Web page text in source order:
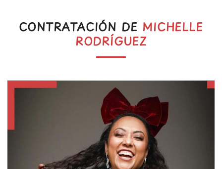
CONTRATACIÓN DE MICHELLE
RODRÍGUEZ